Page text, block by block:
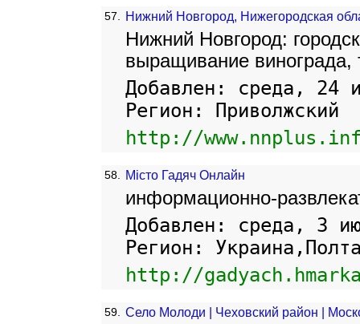
57. Нижний Новгород, Нижегородская
Нижний Новгород:
выращивание винограда,
Добавлен: среда, 24
Регион: Приволжский
http://
58. Місто Гадяч Онлайн
информационно-
Добавлен: среда, 3
Регион:
http://
59. Село Молоди | Чеховский район |